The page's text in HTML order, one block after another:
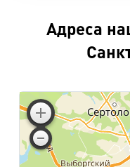
Адреса